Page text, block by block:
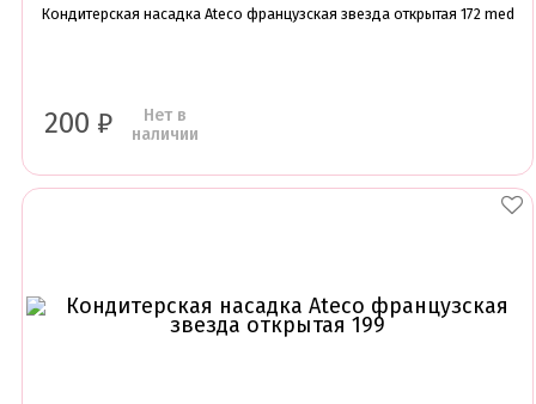
Кондитерская насадка Ateco французская звезда открытая 172 med
200 ₽
Нет в
наличии